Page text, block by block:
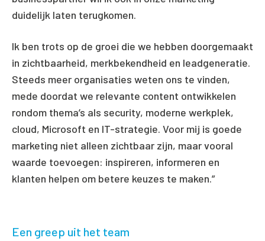
duidelijk laten terugkomen.
Ik ben trots op de groei die we hebben doorgemaakt
in zichtbaarheid, merkbekendheid en leadgeneratie.
Steeds meer organisaties weten ons te vinden,
mede doordat we relevante content ontwikkelen
rondom thema’s als security, moderne werkplek,
cloud, Microsoft en IT-strategie. Voor mij is goede
marketing niet alleen zichtbaar zijn, maar vooral
waarde toevoegen: inspireren, informeren en
klanten helpen om betere keuzes te maken.”
Een greep uit het team